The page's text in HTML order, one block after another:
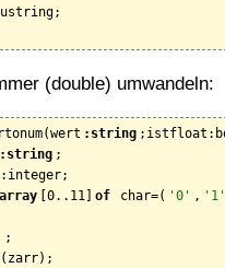
(double) umwandeln:
:string
:string ;
array [0..11] of char=( '0' , '1'
;